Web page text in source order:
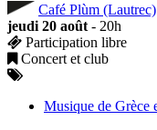
Café Plùm (Lautrec)
jeudi 20 août - 20h
Participation libre
Concert et club
Musique de Grèce